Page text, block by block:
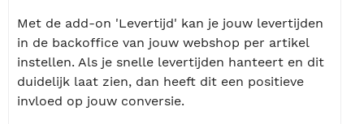
Met de add-on 'Levertijd' kan je jouw levertijden
in de backoffice van jouw webshop per artikel
instellen. Als je snelle levertijden hanteert en dit
duidelijk laat zien, dan heeft dit een positieve
invloed op jouw conversie.